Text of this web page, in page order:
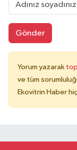
Gönder
Yorum yazarak
ve tüm
Ekovitrin Haber